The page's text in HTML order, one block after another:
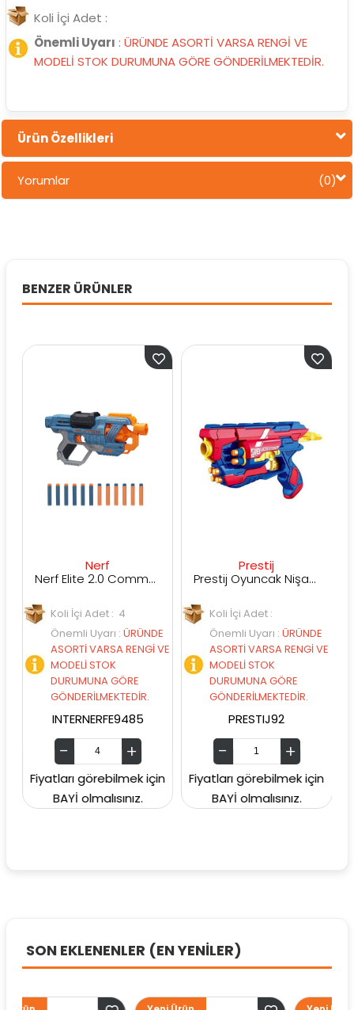
Koli İçi Adet :
Önemli Uyarı : ÜRÜNDE ASORTİ VARSA RENGİ VE
MODELİ STOK DURUMUNA GÖRE GÖNDERİLMEKTEDİR.
Ürün Özellikleri
Yorumlar (0)
BENZER ÜRÜNLER
Nerf
Nerf Elite 2.0 Commander RD-6 E9485
Koli İçi Adet : 4
Önemli Uyarı:ÜRÜNDE
ASORTİ VARSA RENGİ VE
MODELİ STOK
DURUMUNA GÖRE
GÖNDERİLMEKTEDİR.
INTERNERFE9485
Fiyatları görebilmek için
BAYİ olmalısınız.
Prestij
Prestij Oyuncak Nişancı 3
Koli İçi Adet :
Önemli Uyarı:ÜRÜNDE
ASORTİ VARSA RENGİ VE
MODELİ STOK
DURUMUNA GÖRE
GÖNDERİLMEKTEDİR.
PRESTIJ92
Fiyatları görebilmek için
BAYİ olmalısınız.
SON EKLENENLER (EN YENİLER)